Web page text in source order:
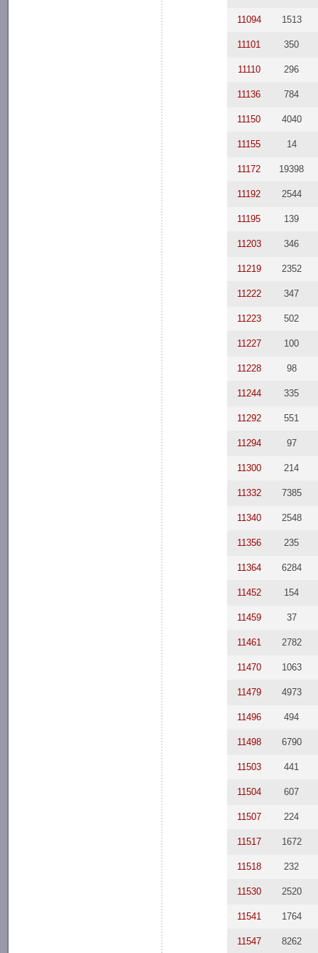
11094 1513
11101 350
11110 296
11136 784
11150 4040
11155 14
11172 19398
11192 2544
11195 139
11203 346
11219 2352
11222 347
11223 502
11227 100
11228 98
11244 335
11292 551
11294 97
11300 214
11332 7385
11340 2548
11356 235
11364 6284
11452 154
11459 37
11461 2782
11470 1063
11479 4973
11496 494
11498 6790
11503 441
11504 607
11507 224
11517 1672
11518 232
11530 2520
11541 1764
11547 8262